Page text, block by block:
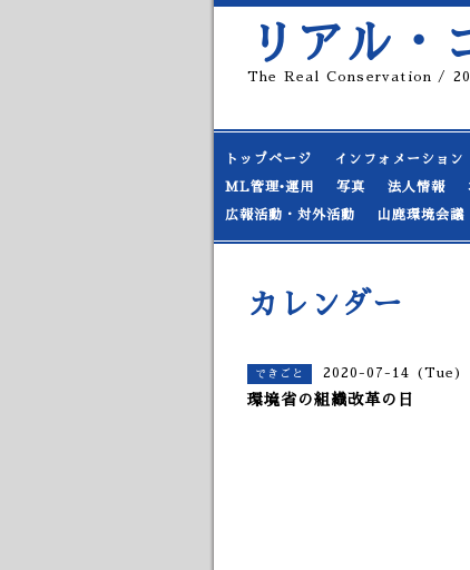
リアル・
The Real Conservation /
トップページ インフォメーション
ML管理•運用 写真 法人情報
広報活動・対外活動 山鹿環境会議
カレンダー
できごと 2020-07-14 (Tue)
環境省の組織改革の日